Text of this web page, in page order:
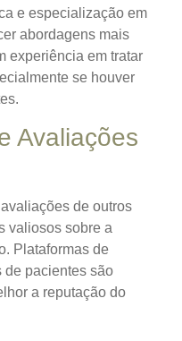
e especialização em
abordagens mais
experiência em tratar
se houver
Avaliações
de outros
valiosos sobre a
Plataformas de
de pacientes são
a reputação do